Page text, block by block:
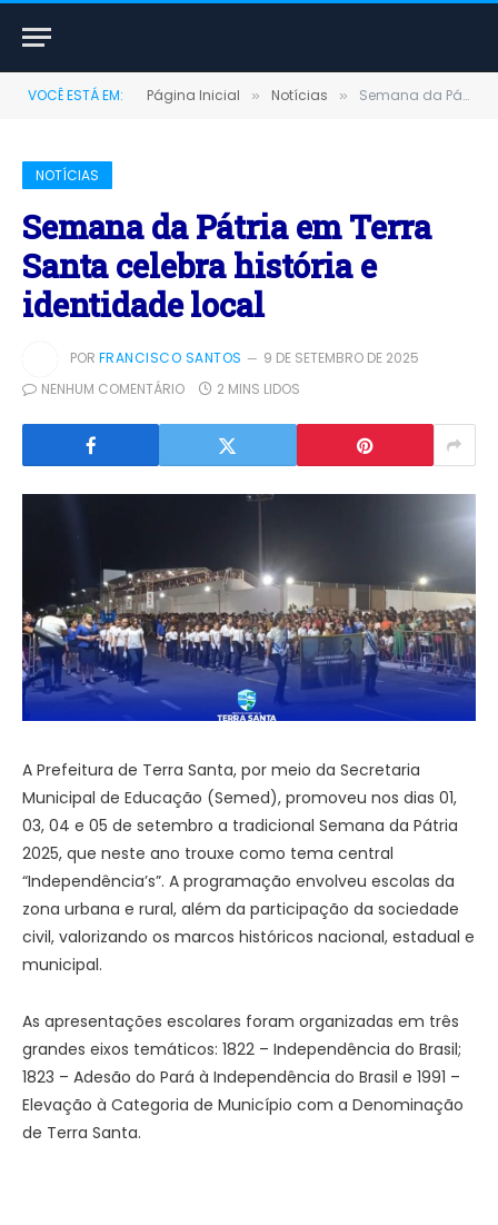
VOCÊ ESTÁ EM: Página Inicial » Notícias » Semana da Pátria em Terra Santa celebra história e identidade local
NOTÍCIAS
Semana da Pátria em Terra
Santa celebra história e
identidade local
POR FRANCISCO SANTOS
9 DE SETEMBRO DE 2025
NENHUM COMENTÁRIO
2 MINS LIDOS
A Prefeitura de Terra Santa, por meio da Secretaria
Municipal de Educação (Semed), promoveu nos dias 01,
03, 04 e 05 de setembro a tradicional Semana da Pátria
2025, que neste ano trouxe como tema central
“Independência’s”. A programação envolveu escolas da
zona urbana e rural, além da participação da sociedade
civil, valorizando os marcos históricos nacional, estadual e
municipal.
As apresentações escolares foram organizadas em três
grandes eixos temáticos: 1822 – Independência do Brasil;
1823 – Adesão do Pará à Independência do Brasil e 1991 –
Elevação à Categoria de Município com a Denominação
de Terra Santa.